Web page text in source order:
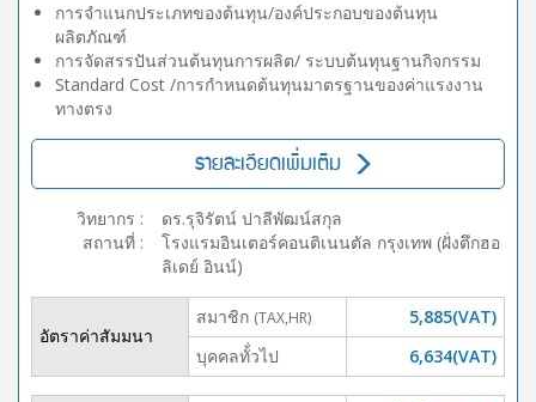
การจำแนกประเภทของต้นทุน/องค์ประกอบของต้นทุน
ผลิตภัณฑ์
การจัดสรรปันส่วนต้นทุนการผลิต/ ระบบต้นทุนฐานกิจกรรม
Standard Cost /การกำหนดต้นทุนมาตรฐานของค่าแรงงาน
ทางตรง
รายละเอียดเพิ่มเติม
วิทยากร :
ดร.รุจิรัตน์ ปาลีพัฒน์สกุล
สถานที่ :
โรงแรมอินเตอร์คอนติเนนตัล กรุงเทพ (ฝั่งตึกฮอ
ลิเดย์ อินน์)
อัตราค่าสัมมนา
สมาชิก (TAX,HR)
5,885(VAT)
บุคคลทั้่วไป
6,634(VAT)